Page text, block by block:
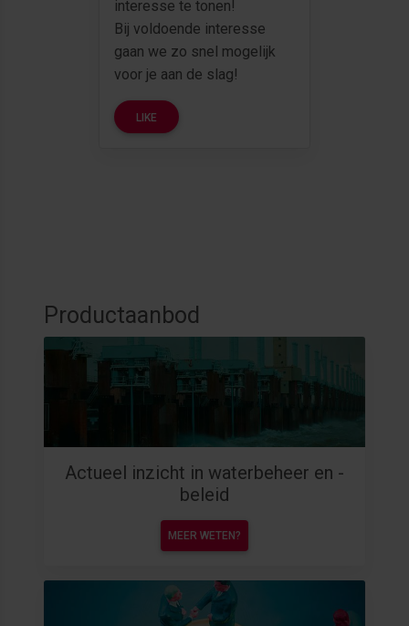
interesse te tonen!
Bij voldoende interesse
gaan we zo snel mogelijk
voor je aan de slag!
LIKE
Productaanbod
Actueel inzicht in waterbeheer en -
beleid
MEER WETEN?